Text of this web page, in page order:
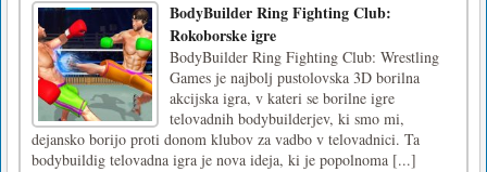
BodyBuilder Ring Fighting Club:
Rokoborske igre
BodyBuilder Ring Fighting Club: Wrestling
Games je najbolj pustolovska 3D borilna
akcijska igra, v kateri se borilne igre
telovadnih bodybuilderjev, ki smo mi,
dejansko borijo proti donom klubov za vadbo v telovadnici. Ta
bodybuildig telovadna igra je nova ideja, ki je popolnoma [...]